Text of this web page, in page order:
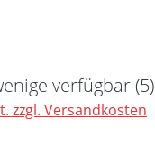
verfügbar (5)
zzgl. Versandkosten